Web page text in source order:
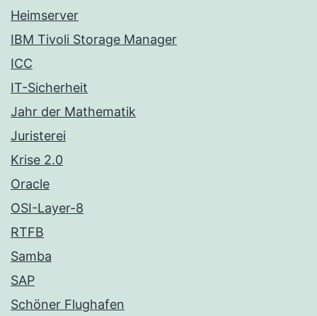
Heimserver
IBM Tivoli Storage Manager
ICC
IT-Sicherheit
Jahr der Mathematik
Juristerei
Krise 2.0
Oracle
OSI-Layer-8
RTFB
Samba
SAP
Schöner Flughafen